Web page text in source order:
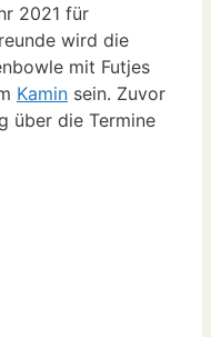
2021 für
wird die
mit Futjes
Kamin sein. Zuvor
über die Termine